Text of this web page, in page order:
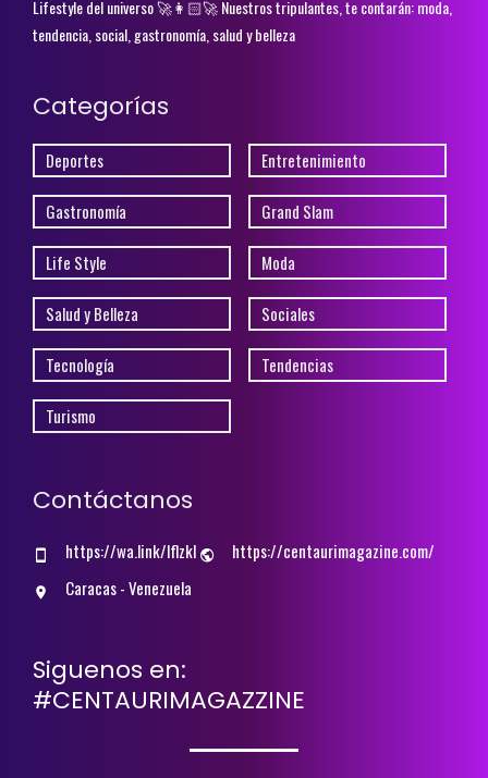
Lifestyle del universo 🚀👩🏻‍🚀 Nuestros tripulantes, te contarán: moda,
tendencia, social, gastronomía, salud y belleza
Categorías
Deportes Entretenimiento
Gastronomía Grand Slam
Life Style Moda
Salud y Belleza Sociales
Tecnología Tendencias
Turismo
Contáctanos
https://wa.link/lflzkl
https://centaurimagazine.com/
Caracas - Venezuela
Siguenos en:
#CENTAURIMAGAZZINE